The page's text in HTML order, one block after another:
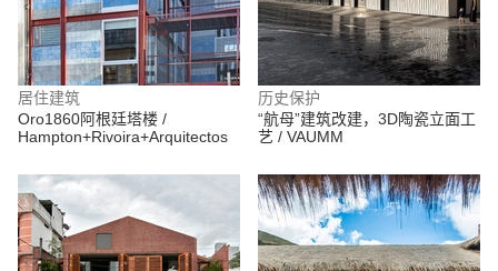
居住建筑
Oro1860阿根廷塔楼 /
Hampton+Rivoira+Arquitectos
历史保护
“航母”建筑改建，3D陶瓷立面工
艺 / VAUMM